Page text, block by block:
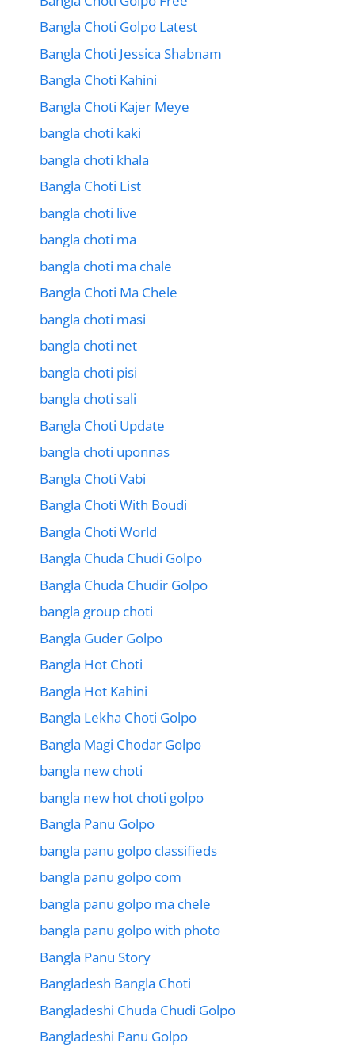
Bangla Choti Golpo Latest
Bangla Choti Jessica Shabnam
Bangla Choti Kahini
Bangla Choti Kajer Meye
bangla choti kaki
bangla choti khala
Bangla Choti List
bangla choti live
bangla choti ma
bangla choti ma chale
Bangla Choti Ma Chele
bangla choti masi
bangla choti net
bangla choti pisi
bangla choti sali
Bangla Choti Update
bangla choti uponnas
Bangla Choti Vabi
Bangla Choti With Boudi
Bangla Choti World
Bangla Chuda Chudi Golpo
Bangla Chuda Chudir Golpo
bangla group choti
Bangla Guder Golpo
Bangla Hot Choti
Bangla Hot Kahini
Bangla Lekha Choti Golpo
Bangla Magi Chodar Golpo
bangla new choti
bangla new hot choti golpo
Bangla Panu Golpo
bangla panu golpo classifieds
bangla panu golpo com
bangla panu golpo ma chele
bangla panu golpo with photo
Bangla Panu Story
Bangladesh Bangla Choti
Bangladeshi Chuda Chudi Golpo
Bangladeshi Panu Golpo